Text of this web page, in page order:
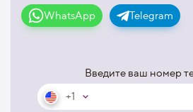
WhatsApp Telegram
Введите ваш номер
+1